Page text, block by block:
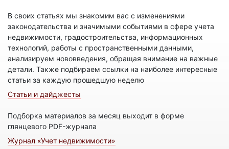
В своих статьях мы знакомим вас с изменениями
законодательства и значимыми событиями в сфере учета
недвижимости, градостроительства, информационных
технологий, работы с пространственными данными,
анализируем нововведения, обращая внимание на важные
детали. Также подбираем ссылки на наиболее интересные
статьи за каждую прошедшую неделю
Статьи и дайджесты
Подборка материалов за месяц выходит в форме
глянцевого PDF-журнала
Журнал «Учет недвижимости»